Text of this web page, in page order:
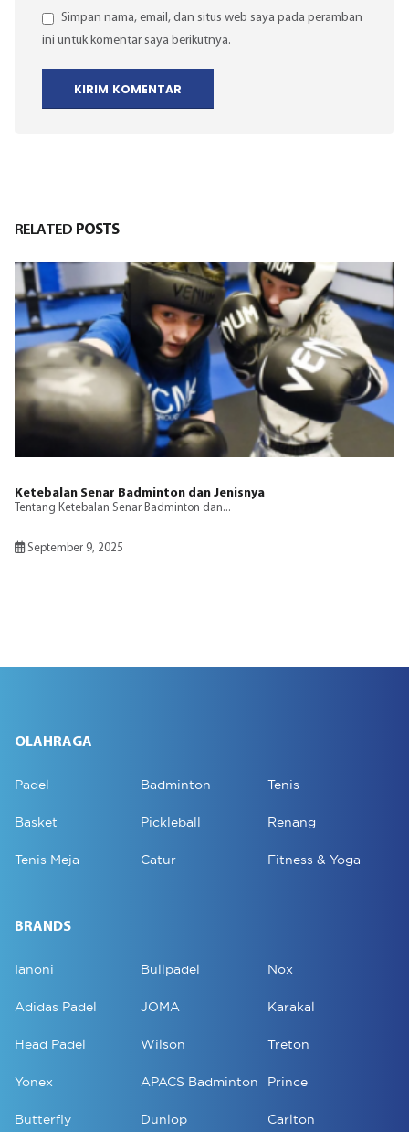
Simpan nama, email, dan situs web saya pada peramban
ini untuk komentar saya berikutnya.
RELATED POSTS
Ketebalan Senar Badminton dan Jenisnya
Tentang Ketebalan Senar Badminton dan...
September 9, 2025
OLAHRAGA
Padel Badminton Tenis
Basket Pickleball Renang
Tenis Meja Catur Fitness & Yoga
BRANDS
Ianoni Bullpadel Nox
Adidas Padel JOMA Karakal
Head Padel Wilson Treton
Yonex APACS Badminton Prince
Butterfly Dunlop Carlton